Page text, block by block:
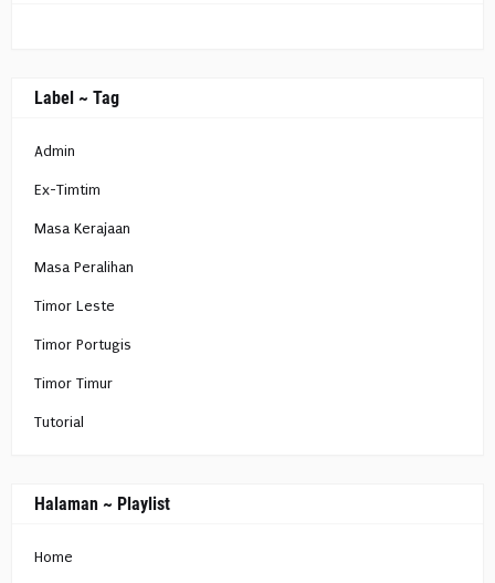
Label ~ Tag
Admin
Ex-Timtim
Masa Kerajaan
Masa Peralihan
Timor Leste
Timor Portugis
Timor Timur
Tutorial
Halaman ~ Playlist
Home